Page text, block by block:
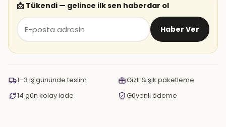
📩 Tükendi — gelince ilk sen haberdar ol
Haber Ver
1–3 iş gününde teslim
Gizli & şık paketleme
14 gün kolay iade
Güvenli ödeme